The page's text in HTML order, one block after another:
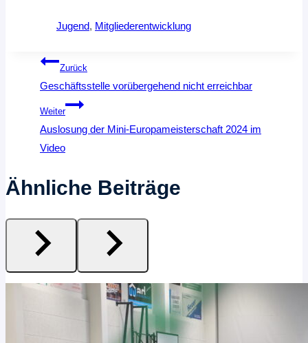
Jugend, Mitgliederentwicklung
Beitragsnavigation
Zurück
Geschäftsstelle vorübergehend nicht erreichbar
Weiter
Auslosung der Mini-Europameisterschaft 2024 im
Video
Ähnliche Beiträge